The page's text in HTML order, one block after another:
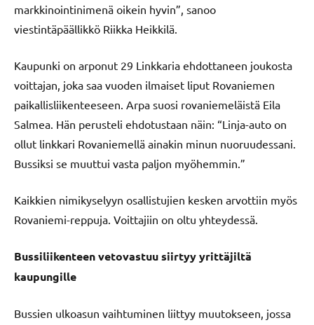
markkinointinimenä oikein hyvin”, sanoo
viestintäpäällikkö Riikka Heikkilä.
Kaupunki on arponut 29 Linkkaria ehdottaneen joukosta
voittajan, joka saa vuoden ilmaiset liput Rovaniemen
paikallisliikenteeseen. Arpa suosi rovaniemeläistä Eila
Salmea. Hän perusteli ehdotustaan näin: “Linja-auto on
ollut linkkari Rovaniemellä ainakin minun nuoruudessani.
Bussiksi se muuttui vasta paljon myöhemmin.”
Kaikkien nimikyselyyn osallistujien kesken arvottiin myös
Rovaniemi-reppuja. Voittajiin on oltu yhteydessä.
Bussiliikenteen vetovastuu siirtyy yrittäjiltä
kaupungille
Bussien ulkoasun vaihtuminen liittyy muutokseen, jossa